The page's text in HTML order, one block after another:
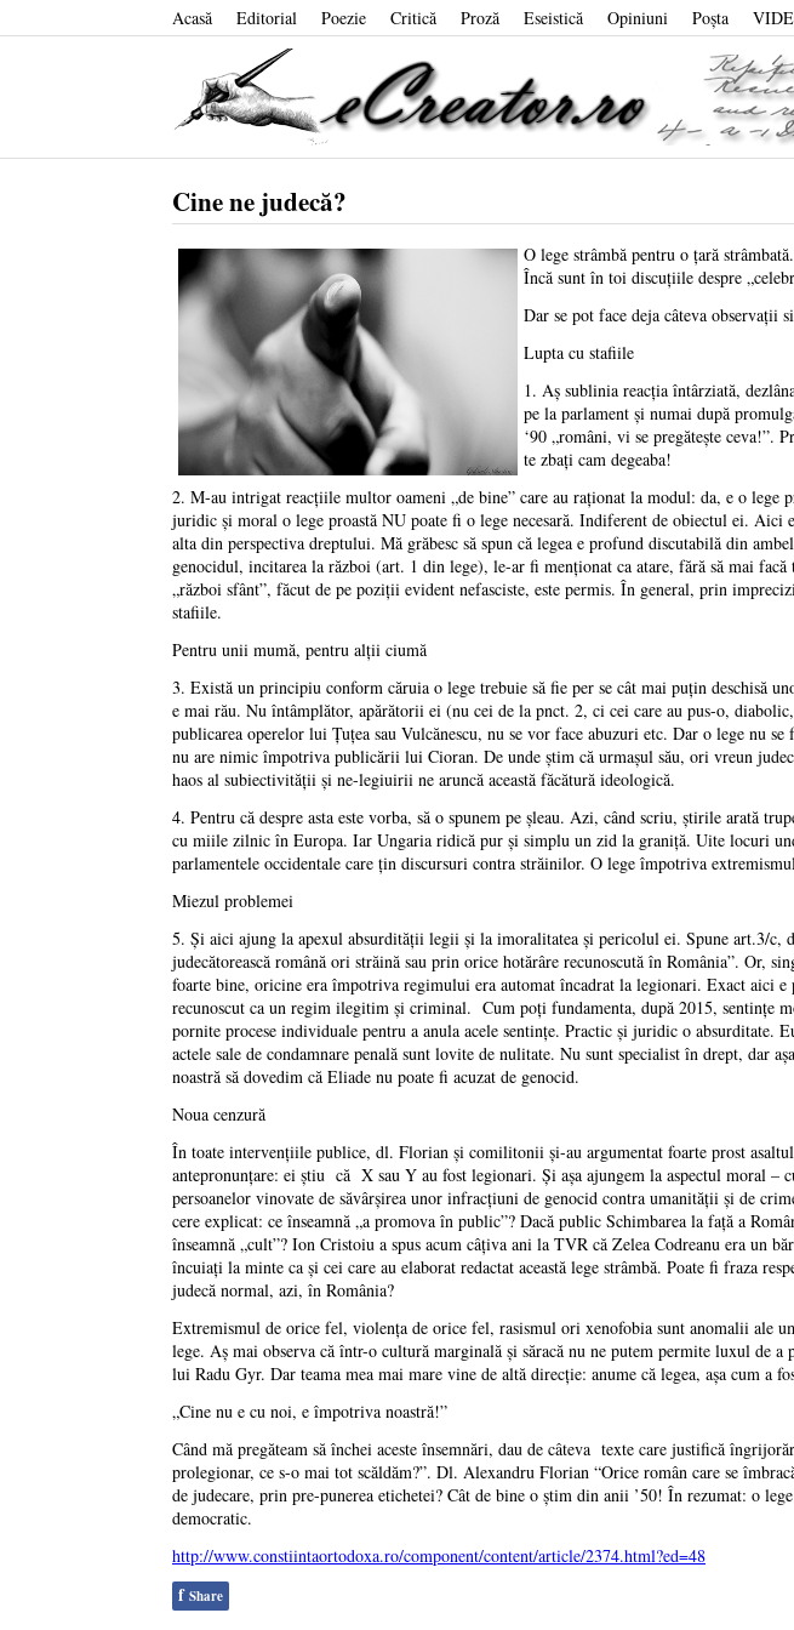
Acasă Editorial Poezie Critică Proză Eseistică Opiniuni Poşta
Cine ne judecă?
O lege strâmbă pentru o ţară strâmbată.
Încă sunt în toi discuţiile despre
Dar se pot face deja câteva observaţii
Lupta cu stafiile
1. Aş sublinia reacţia întârziată,
pe la parlament şi numai după
‘90 „români, vi se pregăteşte ceva!”.
te zbaţi cam degeaba!
2. M-au intrigat reacţiile multor oameni „de bine” care au raţionat la modul: da, e o lege
juridic şi moral o lege proastă NU poate fi o lege necesară. Indiferent de obiectul ei.
alta din perspectiva dreptului. Mă grăbesc să spun că legea e profund discutabilă din
genocidul, incitarea la război (art. 1 din lege), le-ar fi menţionat ca atare, fără să mai
„război sfânt”, făcut de pe poziţii evident nefasciste, este permis. În general, prin
stafiile.
Pentru unii mumă, pentru alţii ciumă
3. Există un principiu conform căruia o lege trebuie să fie per se cât mai puţin deschisă
e mai rău. Nu întâmplător, apărătorii ei (nu cei de la pnct. 2, ci cei care au pus-o,
publicarea operelor lui Ţuţea sau Vulcănescu, nu se vor face abuzuri etc. Dar o lege nu
nu are nimic împotriva publicării lui Cioran. De unde ştim că urmaşul său, ori vreun
haos al subiectivităţii şi ne-legiuirii ne aruncă această făcătură ideologică.
4. Pentru că despre asta este vorba, să o spunem pe şleau. Azi, când scriu, ştirile arată
cu miile zilnic în Europa. Iar Ungaria ridică pur şi simplu un zid la graniţă. Uite locuri
parlamentele occidentale care ţin discursuri contra străinilor. O lege împotriva
Miezul problemei
5. Şi aici ajung la apexul absurdităţii legii şi la imoralitatea şi pericolul ei. Spune art.3/c,
judecătorească română ori străină sau prin orice hotărâre recunoscută în România”. Or,
foarte bine, oricine era împotriva regimului era automat încadrat la legionari. Exact aici
recunoscut ca un regim ilegitim şi criminal. Cum poţi fundamenta, după 2015, sentinţe
pornite procese individuale pentru a anula acele sentinţe. Practic şi juridic o
actele sale de condamnare penală sunt lovite de nulitate. Nu sunt specialist în drept, dar
noastră să dovedim că Eliade nu poate fi acuzat de genocid.
Noua cenzură
În toate intervenţiile publice, dl. Florian şi comilitonii şi-au argumentat foarte prost
antepronunţare: ei ştiu că X sau Y au fost legionari. Şi aşa ajungem la aspectul moral
persoanelor vinovate de săvârşirea unor infracţiuni de genocid contra umanităţii şi de
cere explicat: ce înseamnă „a promova în public”? Dacă public Schimbarea la faţă a
înseamnă „cult”? Ion Cristoiu a spus acum câţiva ani la TVR că Zelea Codreanu era un
încuiaţi la minte ca şi cei care au elaborat redactat această lege strâmbă. Poate fi fraza
judecă normal, azi, în România?
Extremismul de orice fel, violenţa de orice fel, rasismul ori xenofobia sunt anomalii ale
lege. Aş mai observa că într-o cultură marginală şi săracă nu ne putem permite luxul de
lui Radu Gyr. Dar teama mea mai mare vine de altă direcţie: anume că legea, aşa cum a
„Cine nu e cu noi, e împotriva noastră!”
Când mă pregăteam să închei aceste însemnări, dau de câteva texte care justifică
prolegionar, ce s-o mai tot scăldăm?”. Dl. Alexandru Florian “Orice român care se
de judecare, prin pre-punerea etichetei? Cât de bine o ştim din anii ’50! În rezumat: o
democratic.
http://www.constiintaortodoxa.ro/component/content/article/2374.html?ed=48
f Share